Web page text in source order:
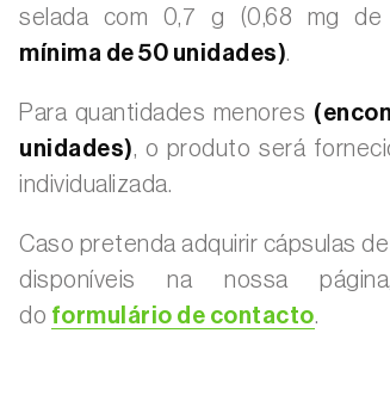
selada com 0,7 g (0,68 mg de
mínima de 50 unidades).
Para quantidades menores
unidades), o produto será
individualizada.
Caso pretenda adquirir cápsulas
disponíveis na nossa
do formulário de contacto.